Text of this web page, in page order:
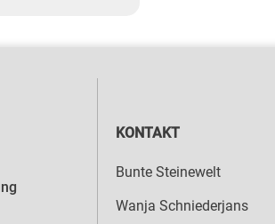
KONTAKT
Bunte Steinewelt
Wanja Schniederjans